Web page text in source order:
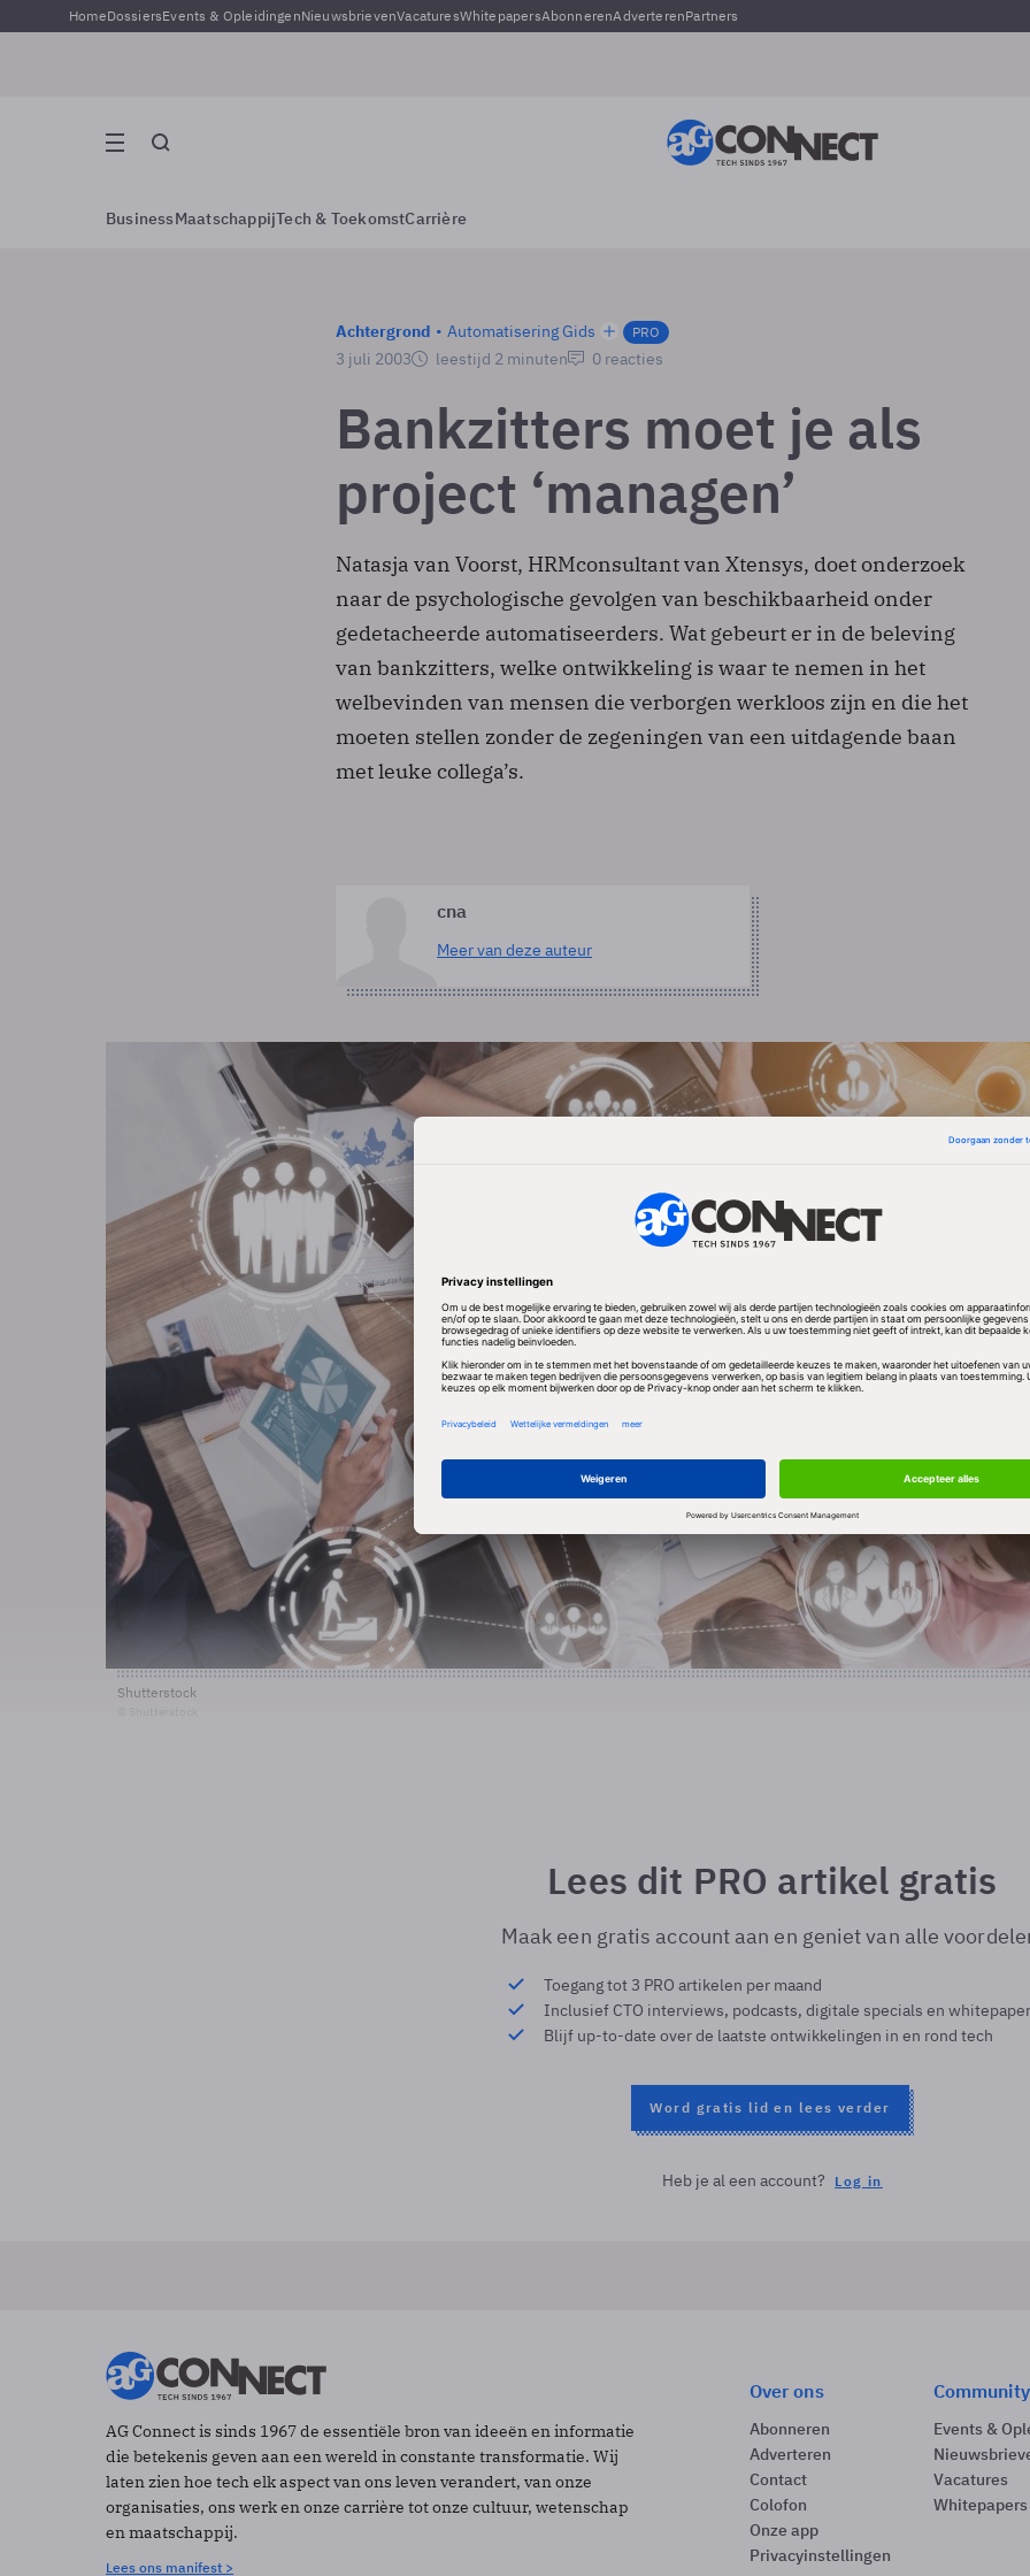
HomeDossiersEvents & OpleidingenNieuwsbrievenVacaturesWhitepapersAbonnerenAdverterenPartners
BusinessMaatschappijTech & ToekomstCarrière
Achtergrond Automatisering Gids PRO
3 juli 2003 leestijd 2 minuten 0 reacties
Bankzitters moet je als
project ‘managen’
Natasja van Voorst, HRM­consultant van Xtensys, doet onderzoek
naar de psychologische gevolgen van beschikbaarheid onder
gedetacheerde automatiseerders. Wat gebeurt er in de beleving
van bankzitters, welke ontwikkeling is waar te nemen in het
welbevinden van mensen die verborgen werkloos zijn en die het
moeten stellen zonder de zegeningen van een uitdagende baan
met leuke collega’s.
cna
Meer van deze auteur
Shutterstock
Lees dit PRO artikel gratis
Maak een gratis account aan en geniet van alle
Toegang tot 3 PRO artikelen per maand
Inclusief CTO interviews, podcasts, digitale specials en
Blijf up-to-date over de laatste ontwikkelingen in en rond tech
Word gratis lid en lees verder
Heb je al een account? Log in
AG Connect is sinds 1967 de essentiële bron van ideeën en informatie
die betekenis geven aan een wereld in constante transformatie. Wij
laten zien hoe tech elk aspect van ons leven verandert, van onze
organisaties, ons werk en onze carrière tot onze cultuur, wetenschap
en maatschappij.
Lees ons manifest >
Over ons
Abonneren
Adverteren
Contact
Colofon
Onze app
Privacyinstellingen
Community
Events &
Vacatures
Whitepapers